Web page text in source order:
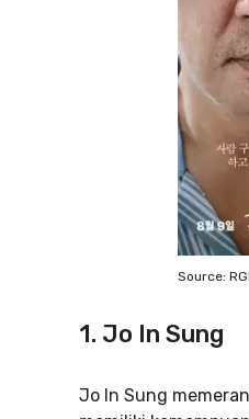
Source:
1. Jo In Sung
Jo In Sung